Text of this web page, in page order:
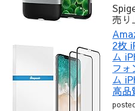
売り
2枚
ム
フ
ム
高品